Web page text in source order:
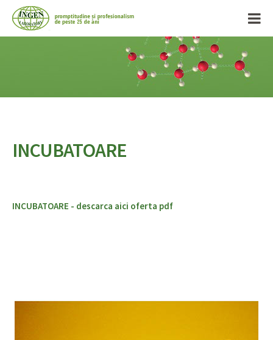
INCUBATOARE
INCUBATOARE - descarca aici oferta pdf